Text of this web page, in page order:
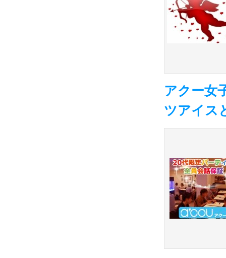
アクー女
ツアイス